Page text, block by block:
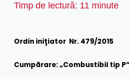
Timp de lectură: 11 minute
Ordin iniţiator Nr. 479/2015
Cumpărare: „Combustibil tip P”